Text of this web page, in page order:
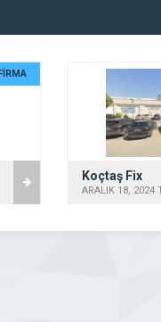
Koçtaş
ARALIK 18, 2024